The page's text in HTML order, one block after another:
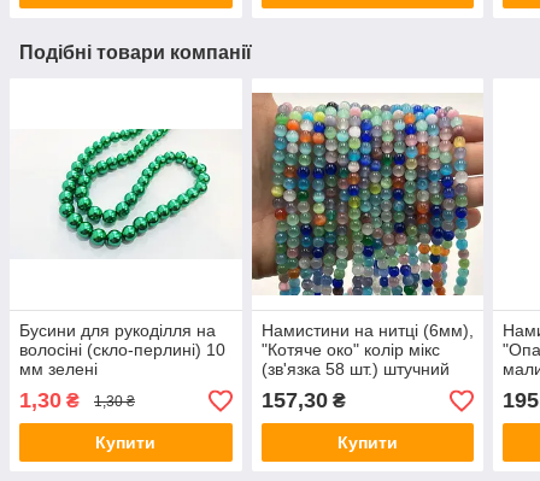
Подібні товари компанії
Бусини для рукоділля на
волосіні (скло-перлині) 10
мм зелені
1,30 ₴ 1,30 ₴
Купити
Намистини на нитці (6мм),
"Котяче око" колір мікс
(зв'язка 58 шт.) штучний
камінь
157,30₴
Купити
58